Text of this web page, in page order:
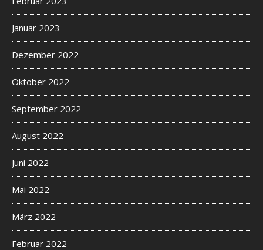
Januar 2023
Dezember 2022
Oktober 2022
September 2022
August 2022
Juni 2022
Mai 2022
März 2022
Februar 2022